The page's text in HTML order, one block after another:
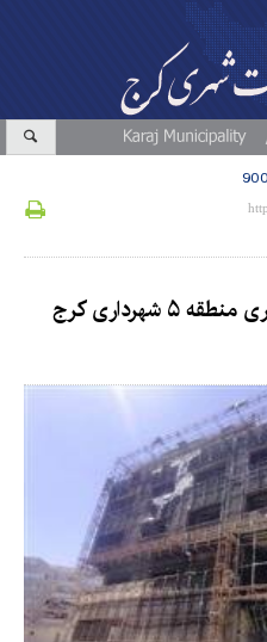
عملیات بازسازی ساختمان اداری منطقه ۵ شهرداری کرج